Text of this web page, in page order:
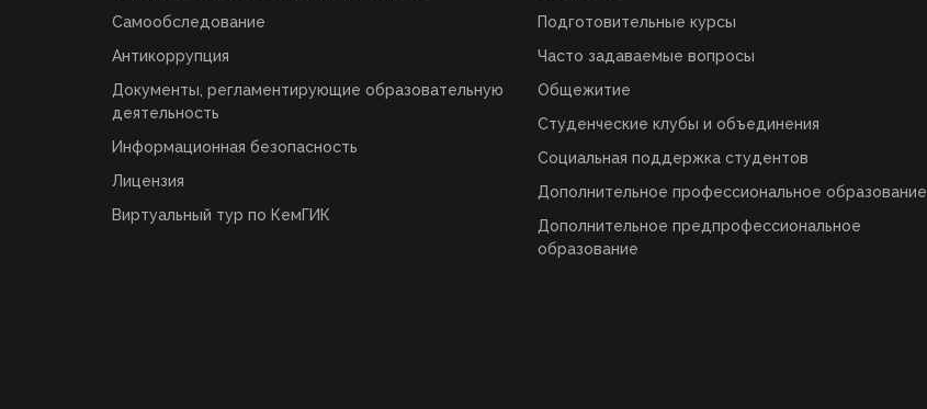
Самообследование
Антикоррупция
Документы, регламентирующие образовательную
деятельность
Информационная безопасность
Лицензия
Виртуальный тур по КемГИК
Подготовительные курсы
Часто задаваемые вопросы
Общежитие
Студенческие клубы и объединения
Социальная поддержка студентов
Дополнительное профессиональное образование
Дополнительное предпрофессиональное
образование